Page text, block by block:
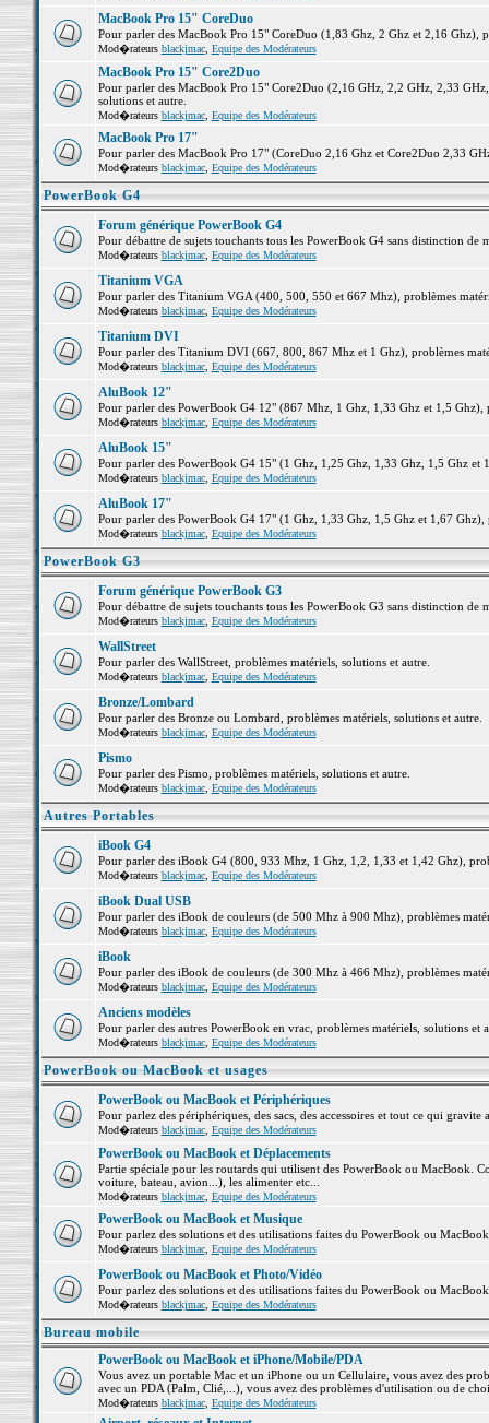
MacBook Pro 15" CoreDuo
Pour parler des MacBook Pro 15" CoreDuo (1,83 Ghz, 2 Ghz et 2,16 Ghz),
Mod�rateurs blackjmac, Equipe des Modérateurs
MacBook Pro 15" Core2Duo
Pour parler des MacBook Pro 15" Core2Duo (2,16 GHz, 2,2 GHz, 2,33
solutions et autre.
Mod�rateurs blackjmac, Equipe des Modérateurs
MacBook Pro 17"
Pour parler des MacBook Pro 17" (CoreDuo 2,16 Ghz et Core2Duo 2,33
Mod�rateurs blackjmac, Equipe des Modérateurs
PowerBook G4
Forum générique PowerBook G4
Pour débattre de sujets touchants tous les PowerBook G4 sans distinction de
Mod�rateurs blackjmac, Equipe des Modérateurs
Titanium VGA
Pour parler des Titanium VGA (400, 500, 550 et 667 Mhz), problèmes
Mod�rateurs blackjmac, Equipe des Modérateurs
Titanium DVI
Pour parler des Titanium DVI (667, 800, 867 Mhz et 1 Ghz), problèmes
Mod�rateurs blackjmac, Equipe des Modérateurs
AluBook 12"
Pour parler des PowerBook G4 12" (867 Mhz, 1 Ghz, 1,33 Ghz et 1,5 Ghz),
Mod�rateurs blackjmac, Equipe des Modérateurs
AluBook 15"
Pour parler des PowerBook G4 15" (1 Ghz, 1,25 Ghz, 1,33 Ghz, 1,5 Ghz et
Mod�rateurs blackjmac, Equipe des Modérateurs
AluBook 17"
Pour parler des PowerBook G4 17" (1 Ghz, 1,33 Ghz, 1,5 Ghz et 1,67 Ghz),
Mod�rateurs blackjmac, Equipe des Modérateurs
PowerBook G3
Forum générique PowerBook G3
Pour débattre de sujets touchants tous les PowerBook G3 sans distinction de
Mod�rateurs blackjmac, Equipe des Modérateurs
WallStreet
Pour parler des WallStreet, problèmes matériels, solutions et autre.
Mod�rateurs blackjmac, Equipe des Modérateurs
Bronze/Lombard
Pour parler des Bronze ou Lombard, problèmes matériels, solutions et autre.
Mod�rateurs blackjmac, Equipe des Modérateurs
Pismo
Pour parler des Pismo, problèmes matériels, solutions et autre.
Mod�rateurs blackjmac, Equipe des Modérateurs
Autres Portables
iBook G4
Pour parler des iBook G4 (800, 933 Mhz, 1 Ghz, 1,2, 1,33 et 1,42 Ghz),
Mod�rateurs blackjmac, Equipe des Modérateurs
iBook Dual USB
Pour parler des iBook de couleurs (de 500 Mhz à 900 Mhz), problèmes
Mod�rateurs blackjmac, Equipe des Modérateurs
iBook
Pour parler des iBook de couleurs (de 300 Mhz à 466 Mhz), problèmes
Mod�rateurs blackjmac, Equipe des Modérateurs
Anciens modèles
Pour parler des autres PowerBook en vrac, problèmes matériels, solutions et
Mod�rateurs blackjmac, Equipe des Modérateurs
PowerBook ou MacBook et usages
PowerBook ou MacBook et Périphériques
Pour parlez des périphériques, des sacs, des accessoires et tout ce qui
Mod�rateurs blackjmac, Equipe des Modérateurs
PowerBook ou MacBook et Déplacements
Partie spéciale pour les routards qui utilisent des PowerBook ou MacBook.
voiture, bateau, avion...), les alimenter etc...
Mod�rateurs blackjmac, Equipe des Modérateurs
PowerBook ou MacBook et Musique
Pour parlez des solutions et des utilisations faites du PowerBook ou
Mod�rateurs blackjmac, Equipe des Modérateurs
PowerBook ou MacBook et Photo/Vidéo
Pour parlez des solutions et des utilisations faites du PowerBook ou
Mod�rateurs blackjmac, Equipe des Modérateurs
Bureau mobile
PowerBook ou MacBook et iPhone/Mobile/PDA
Vous avez un portable Mac et un iPhone ou un Cellulaire, vous avez des
avec un PDA (Palm, Clié,...), vous avez des problèmes d'utilisation ou de
Mod�rateurs blackjmac, Equipe des Modérateurs